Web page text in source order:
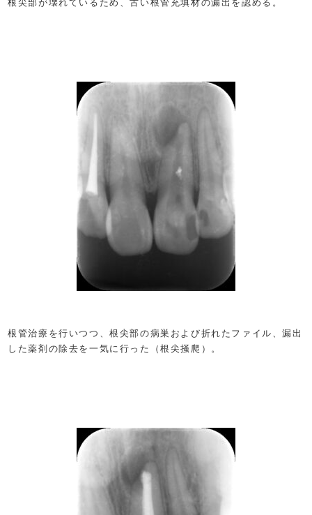
根尖部が壊れているため、古い根管充填材の漏出を認める。
根管治療を行いつつ、根尖部の病巣および折れたファイル、漏出
した薬剤の除去を一気に行った（根尖掻爬）。